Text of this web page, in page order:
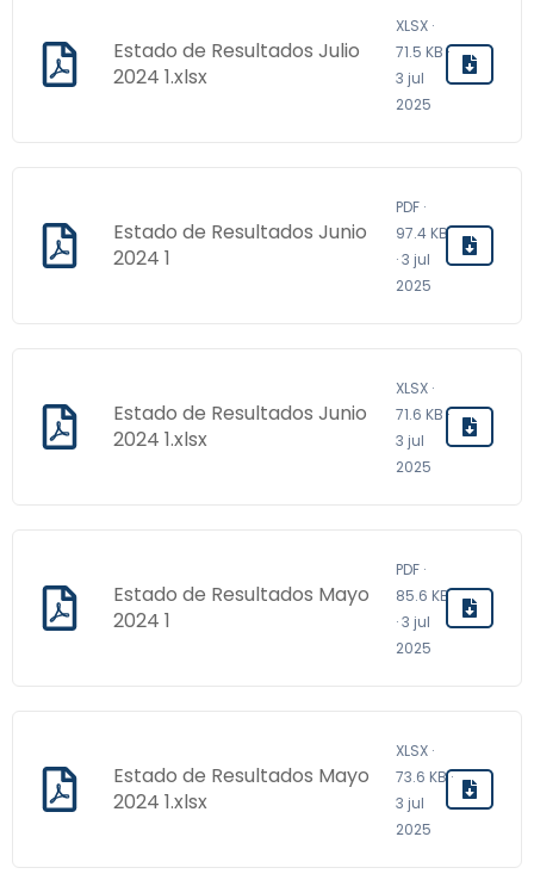
Estado de Resultados Julio
2024 1.xlsx
XLSX ·
71.5 KB ·
3 jul
2025
Estado de Resultados Junio
2024 1
PDF ·
97.4 KB
· 3 jul
2025
Estado de Resultados Junio
2024 1.xlsx
XLSX ·
71.6 KB ·
3 jul
2025
Estado de Resultados Mayo
2024 1
PDF ·
85.6 KB
· 3 jul
2025
Estado de Resultados Mayo
2024 1.xlsx
XLSX ·
73.6 KB ·
3 jul
2025